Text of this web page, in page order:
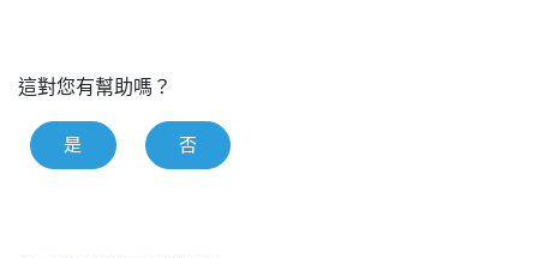
這對您有幫助嗎？
是 否